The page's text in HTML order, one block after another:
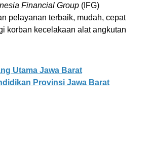
Financial Group (IFG)
pelayanan terbaik, mudah, cepat
korban kecelakaan alat angkutan
Utama Jawa Barat
Provinsi Jawa Barat